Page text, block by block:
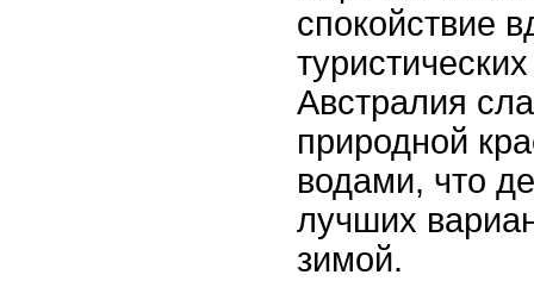
спокойствие
Австралия
природной
водами, что
лучших
зимой.